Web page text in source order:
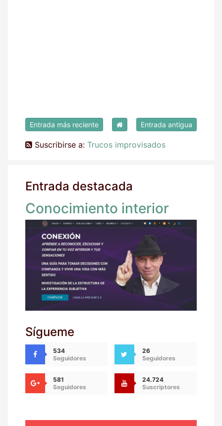
Entrada más reciente Entrada antigua
Suscribirse a: Trucos improvisados
Entrada destacada
Conocimiento interior
Sígueme
534
Seguidores
26
Seguidores
581
Seguidores
24.724
Suscriptores